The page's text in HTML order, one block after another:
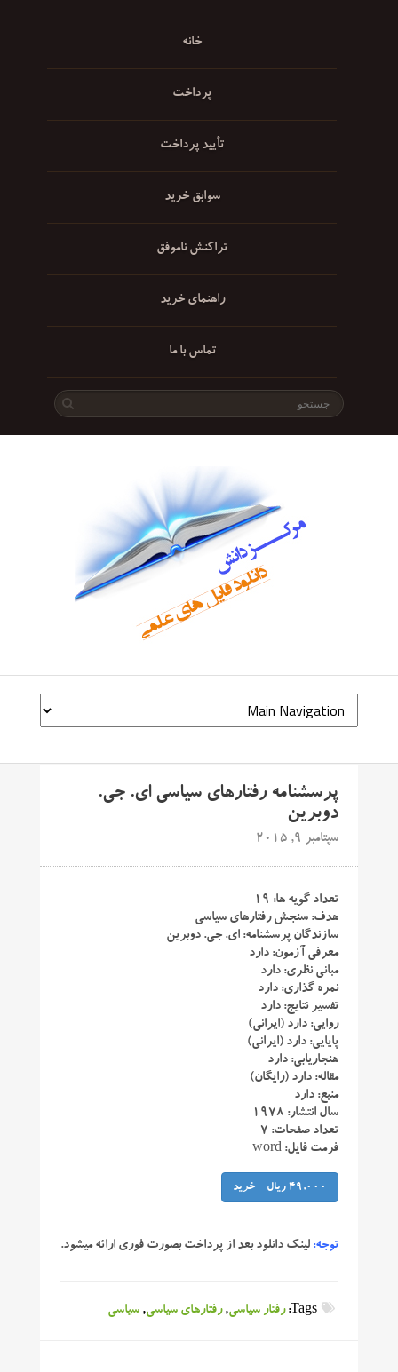
خانه
پرداخت
تأیید پرداخت
سوابق خرید
تراکنش ناموفق
راهنمای خرید
تماس با ما
پرسشنامه رفتارهای سیاسی ای. جی.
دوبرین
سپتامبر 9, 2015
تعداد گویه ها: ۱۹
هدف: سنجش رفتارهای سیاسی
سازندگان پرسشنامه: ای. جی. دوبرین
معرفی آزمون: دارد
مبانی نظری: دارد
نمره گذاری: دارد
تفسیر نتایج: دارد
روایی: دارد (ایرانی)
پایایی: دارد (ایرانی)
هنجاریابی: دارد
مقاله: دارد (رایگان)
منبع: دارد
سال انتشار: ۱۹۷۸
تعداد صفحات: ۷
فرمت فایل: word
49,000 ریال – خرید
توجه: لینک دانلود بعد از پرداخت بصورت فوری ارائه میشود.
Tags: رفتار سیاسی,رفتارهای سیاسی,سیاسی